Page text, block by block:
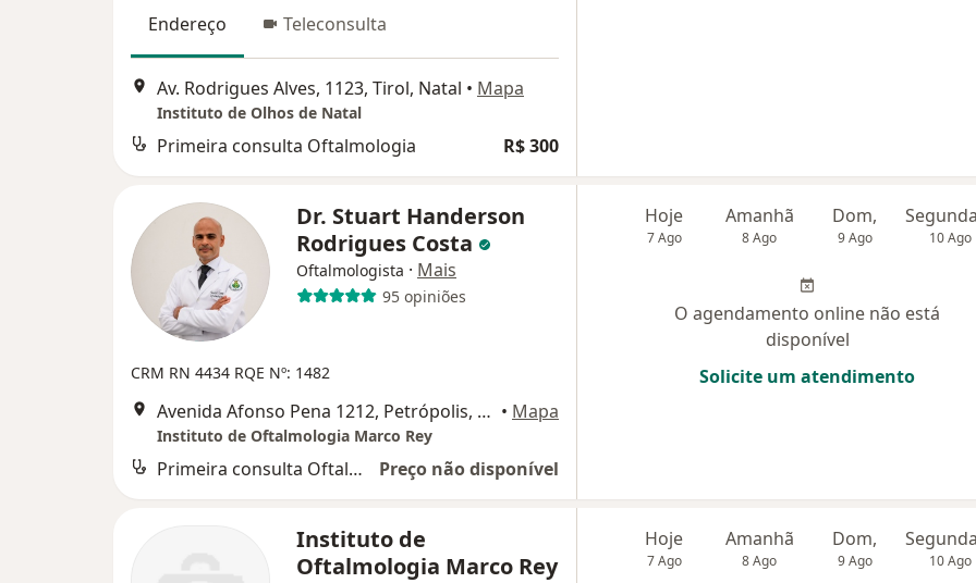
Endereço Teleconsulta
Av. Rodrigues Alves, 1123, Tirol, Natal • Mapa
Instituto de Olhos de Natal
Primeira consulta Oftalmologia R$ 300
Dr. Stuart Handerson
Rodrigues Costa
Oftalmologista · Mais
95 opiniões
CRM RN 4434 RQE Nº: 1482
Avenida Afonso Pena 1212, Petrópolis, Natal • Mapa
Instituto de Oftalmologia Marco Rey
Primeira consulta Oftalmologia Preço não disponível
Hoje
7 Ago
Amanhã
8 Ago
Dom,
9 Ago 10 Ago
O agendamento online não está
disponível
Solicite um atendimento
Instituto de
Oftalmologia Marco Rey
Hoje
7 Ago
Amanhã
8 Ago
Dom,
9 Ago 10 Ago